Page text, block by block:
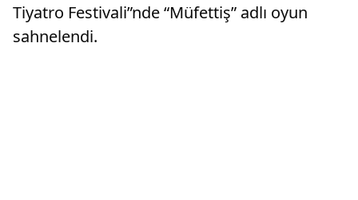
Tiyatro Festivali”nde “Müfettiş” adlı oyun
sahnelendi.